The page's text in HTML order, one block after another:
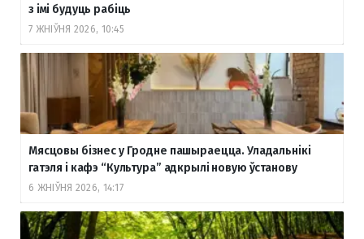
з імі будуць рабіць
7 ЖНІЎНЯ 2026, 10:45
Мясцовы бізнес у Гродне пашыраецца. Уладальнікі
гатэля і кафэ “Культура” адкрылі новую ўстанову
6 ЖНІЎНЯ 2026, 14:17